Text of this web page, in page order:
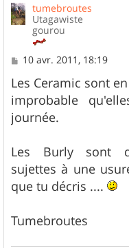
tumebroutes
Utagawiste
gourou
M
s
s
a
g
e
10 avr. 2011, 18:19
Les Ceramic sont
improbable
journée.
Les Burly sont
sujettes à une
que tu décris ....
Tumebroutes